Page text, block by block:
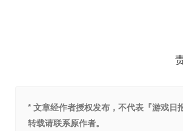
* 文章经作者授权发布，不代表『游戏日
转载请联系原作者。